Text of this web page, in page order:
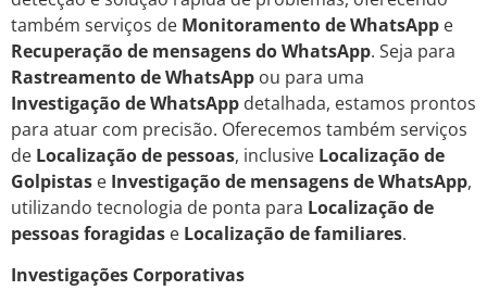
também serviços de Monitoramento de WhatsApp e
Recuperação de mensagens do WhatsApp. Seja para
Rastreamento de WhatsApp ou para uma
Investigação de WhatsApp detalhada, estamos prontos
para atuar com precisão. Oferecemos também serviços
de Localização de pessoas, inclusive Localização de
Golpistas e Investigação de mensagens de WhatsApp,
utilizando tecnologia de ponta para Localização de
pessoas foragidas e Localização de familiares.
Investigações Corporativas